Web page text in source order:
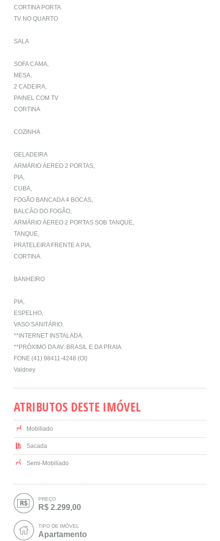
CORTINA PORTA.
TV NO QUARTO
SALA
SOFA CAMA,
MESA,
2 CADEIRA,
PAINEL COM TV
CORTINA
COZINHA
GELADEIRA
ARMÁRIO ÁEREO 2 PORTAS,
PIA,
CUBA,
FOGÃO BANCADA 4 BOCAS,
BALCÃO DO FOGÃO,
ARMÁRIO ÁEREO 2 PORTAS SOB TANQUE,
TANQUE,
PRATELEIRA FRENTE A PIA,
CORTINA.
BANHEIRO
PIA,
ESPELHO,
VASO SANITÁRIO.
**INTERNET INSTALADA.
**PRÓXIMO DA AV. BRASIL E DA PRAIA.
FONE (41) 98411-4248 (OI)
Valdney
ATRIBUTOS DESTE IMÓVEL
Mobiliado
Sacada
Semi-Mobiliado
PREÇO
R$ 2.299,00
TIPO DE IMÓVEL
Apartamento